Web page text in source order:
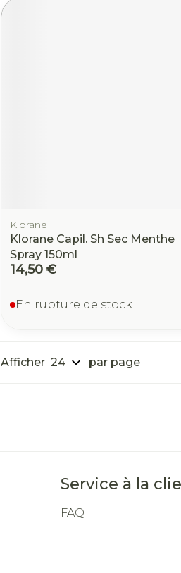
Klorane
Klorane Capil. Sh Sec Menthe
Spray 150ml
14,50 €
En rupture de stock
Afficher par page
Service à la
FAQ